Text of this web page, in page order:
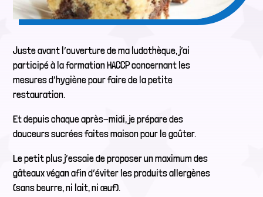
Juste avant l’ouverture de ma ludothèque, j’ai
participé à la formation HACCP concernant les
mesures d’hygiène pour faire de la petite
restauration.
Et depuis chaque après-midi, je prépare des
douceurs sucrées faites maison pour le goûter.
Le petit plus j’essaie de proposer un maximum des
gâteaux végan afin d’éviter les produits allergènes
(sans beurre, ni lait, ni œuf).